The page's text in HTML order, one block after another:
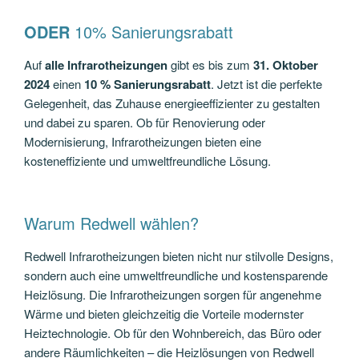
ODER 10% Sanierungsrabatt
Aufalle Infrarotheizungengibt es bis zum 31. Oktober
2024einen 10 % Sanierungsrabatt. Jetzt ist die perfekte
Gelegenheit, das Zuhause energieeffizienter zu gestalten
und dabei zu sparen. Ob für Renovierung oder
Modernisierung, Infrarotheizungen bieten eine
kosteneffiziente und umweltfreundliche Lösung.
Warum Redwell wählen?
Redwell Infrarotheizungen bieten nicht nur stilvolle Designs,
sondern auch eine umweltfreundliche und kostensparende
Heizlösung. Die Infrarotheizungen sorgen für angenehme
Wärme und bieten gleichzeitig die Vorteile modernster
Heiztechnologie. Ob für den Wohnbereich, das Büro oder
andere Räumlichkeiten – die Heizlösungen von Redwell